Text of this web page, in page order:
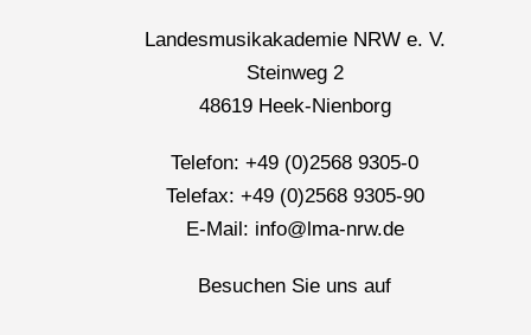
Landesmusikakademie NRW e. V.
Steinweg 2
48619 Heek-Nienborg
Telefon: +49 (0)2568 9305-0
Telefax: +49 (0)2568 9305-90
E-Mail: info@lma-nrw.de
Besuchen Sie uns auf